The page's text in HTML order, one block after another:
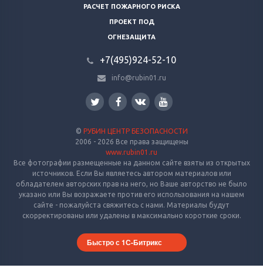
РАСЧЕТ ПОЖАРНОГО РИСКА
ПРОЕКТ ПОД
ОГНЕЗАЩИТА
+7(495)924-52-10
info@rubin01.ru
© РУБИН ЦЕНТР БЕЗОПАСНОСТИ
2006 - 2026 Все права защищены
www.rubin01.ru
Все фотографии размещенные на данном сайте взяты из открытых
источников. Если Вы являетесь автором материалов или
обладателем авторских прав на него, но Ваше авторство не было
указано или Вы возражаете против его использования на нашем
сайте - пожалуйста свяжитесь с нами. Материалы будут
скорректированы или удалены в максимально короткие сроки.
Быстро с 1С-Битрикс